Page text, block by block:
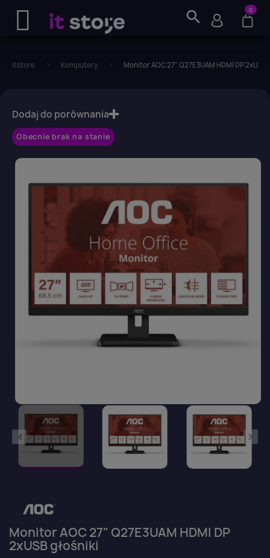
search 0
itstore Komputery Monitor AOC 27" Q27E3UAM HDMI DP 2xUSB
Obecnie brak na stanie
Monitor AOC 27" Q27E3UAM HDMI DP
2xUSB głośniki
Dodaj do porównania